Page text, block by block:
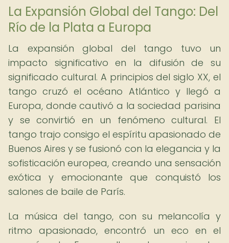
La Expansión Global del Tango: Del
Río de la Plata a Europa
La expansión global del tango tuvo un
impacto significativo en la difusión de su
significado cultural. A principios del siglo XX, el
tango cruzó el océano Atlántico y llegó a
Europa, donde cautivó a la sociedad parisina
y se convirtió en un fenómeno cultural. El
tango trajo consigo el espíritu apasionado de
Buenos Aires y se fusionó con la elegancia y la
sofisticación europea, creando una sensación
exótica y emocionante que conquistó los
salones de baile de París.
La música del tango, con su melancolía y
ritmo apasionado, encontró un eco en el